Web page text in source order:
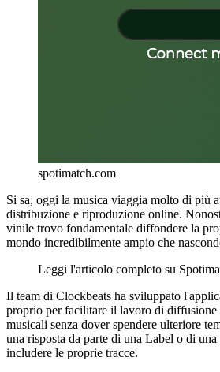
spotimatch.com
Si sa, oggi la musica viaggia molto di più
distribuzione e riproduzione online.
vinile trovo fondamentale diffondere la
mondo incredibilmente ampio che
Leggi l'articolo completo su
Il team di Clockbeats ha sviluppato
proprio per facilitare il lavoro di diffusione
musicali senza dover spendere ulteriore
una risposta da parte di una Label o di
includere le proprie tracce.